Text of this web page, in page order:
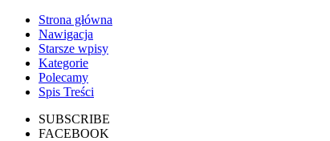
Strona główna
Nawigacja
Starsze wpisy
Kategorie
Polecamy
Spis Treści
SUBSCRIBE
FACEBOOK